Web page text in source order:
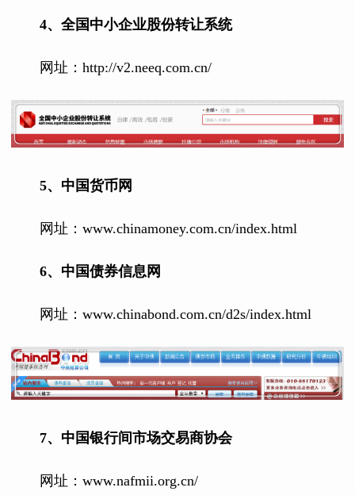
4、全国中小企业股份转让系统
网址：http://v2.neeq.com.cn/
5、中国货币网
网址：www.chinamoney.com.cn/index.html
6、中国债券信息网
网址：www.chinabond.com.cn/d2s/index.html
7、中国银行间市场交易商协会
网址：www.nafmii.org.cn/